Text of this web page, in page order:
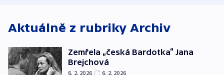
Aktuálně z rubriky Archiv
Zemřela „česká Bardotka“ Jana
Brejchová
6. 2. 2026 6. 2. 2026